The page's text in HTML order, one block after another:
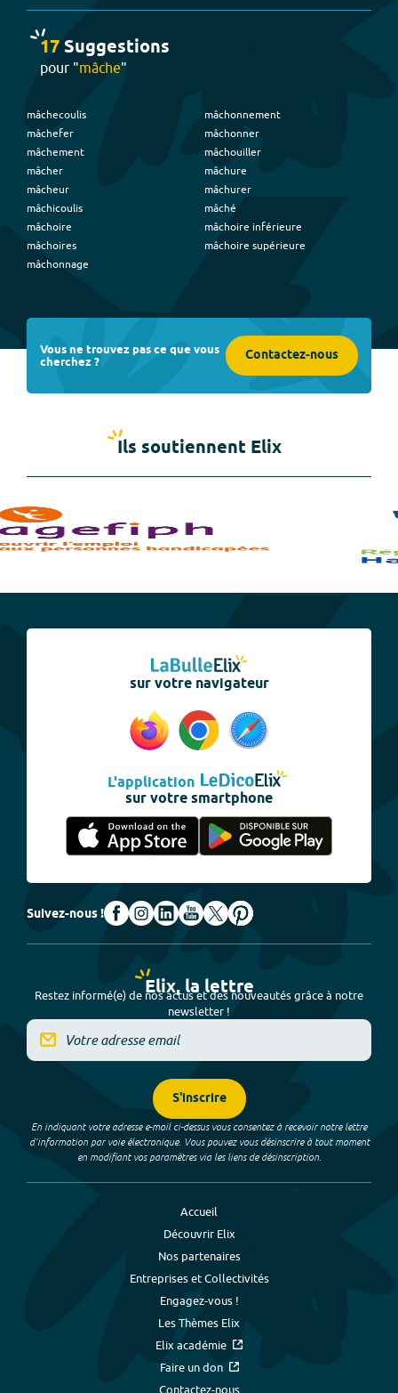
17Suggestions
pour "mâche"
mâchecoulis
mâchefer
mâchement
mâcher
mâcheur
mâchicoulis
mâchoire
mâchoires
mâchonnage
mâchonnement
mâchonner
mâchouiller
mâchure
mâchurer
mâché
mâchoire inférieure
mâchoire supérieure
Vous ne trouvez pas ce que vous
cherchez ? Contactez-nous
Ils soutiennent Elix
sur votre navigateur
L'application
sur votre smartphone
Suivez-nous !
Elix, la lettre
Restez informé(e) de nos actus et des nouveautés grâce à notre
newsletter !
S'inscrire
En indiquant votre adresse e-mail ci-dessus vous consentez à recevoir notre lettre
d’information par voie électronique. Vous pouvez vous désinscrire à tout moment
en modifiant vos paramètres via les liens de désinscription.
Accueil
Découvrir Elix
Nos partenaires
Entreprises et Collectivités
Engagez-vous !
Les Thèmes Elix
Elix académie
Faire un don
Contactez-nous